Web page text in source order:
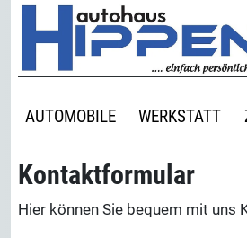
AUTOMOBILE WERKSTATT
Kontaktformular
Hier können Sie bequem mit uns